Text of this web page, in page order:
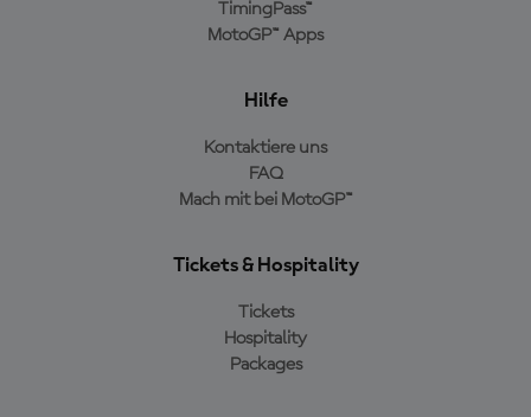
TimingPass™
MotoGP™ Apps
Hilfe
Kontaktiere uns
FAQ
Mach mit bei MotoGP™
Tickets & Hospitality
Tickets
Hospitality
Packages